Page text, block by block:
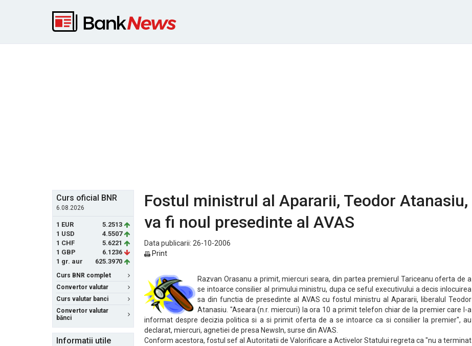
Curs oficial BNR
6.08.2026
1 EUR
5.2513
1 USD
4.5507
1 CHF
5.6221
1 GBP
6.1236
1 gr. aur
625.3970
Curs BNR complet
Convertor valutar
Curs valutar banci
Convertor valutar
bănci
Informatii utile
Fostul ministrul al Apararii, Teodor Atanasiu,
va fi noul presedinte al AVAS
Data publicarii: 26-10-2006
Print
Razvan Orasanu a primit, miercuri seara, din partea premierul Tariceanu oferta de a
se intoarce consilier al primului ministru, dupa ce seful executivului a decis inlocuirea
sa din functia de presedinte al AVAS cu fostul ministru al Apararii, liberalul Teodor
Atanasiu. "Aseara (n.r. miercuri) la ora 10 a primit telefon chiar de la premier care l-a
informat despre decizia politica si a si primit oferta de a se intoarce ca si consilier la premier", au
declarat, miercuri, agnetiei de presa NewsIn, surse din AVAS.
Conform acestora, fostul sef al Autoritatii de Valorificare a Activelor Statului regreta ca "nu a terminat